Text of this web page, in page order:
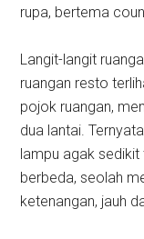
rupa, bertema
Langit-langit
ruangan resto
pojok ruangan,
dua lantai.
lampu agak
berbeda, seolah
ketenangan, jauh